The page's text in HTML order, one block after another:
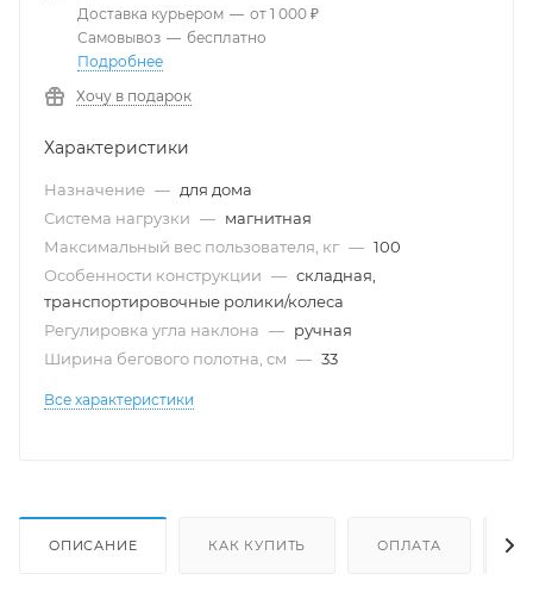
Доставка курьером — от 1 000 ₽
Самовывоз — бесплатно
Подробнее
Хочу в подарок
Характеристики
Назначение — для дома
Система нагрузки — магнитная
Максимальный вес пользователя, кг — 100
Особенности конструкции — складная,
транспортировочные ролики/колеса
Регулировка угла наклона — ручная
Ширина бегового полотна, см — 33
Все характеристики
ОПИСАНИЕ КАК КУПИТЬ ОПЛАТА